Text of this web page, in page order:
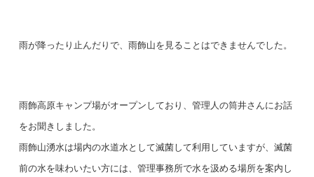
雨が降ったり止んだりで、雨飾山を見ることはできませんでした。
雨飾高原キャンプ場がオープンしており、管理人の筒井さんにお話
をお聞きしました。
雨飾山湧水は場内の水道水として滅菌して利用していますが、滅菌
前の水を味わいたい方には、管理事務所で水を汲める場所を案内し